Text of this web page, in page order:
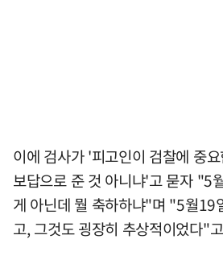
이에 검사가 '피고인이 검찰에 중
보답으로 준 것 아니냐'고 묻자 "5
게 아닌데 뭘 축하하냐"며 "5월19
고, 그것도 굉장히 추상적이었다"